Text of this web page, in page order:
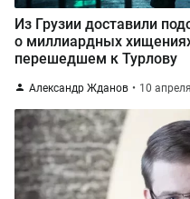
Из Грузии доставили
о миллиардных
перешедшем к Турлову
Александр Жданов 10